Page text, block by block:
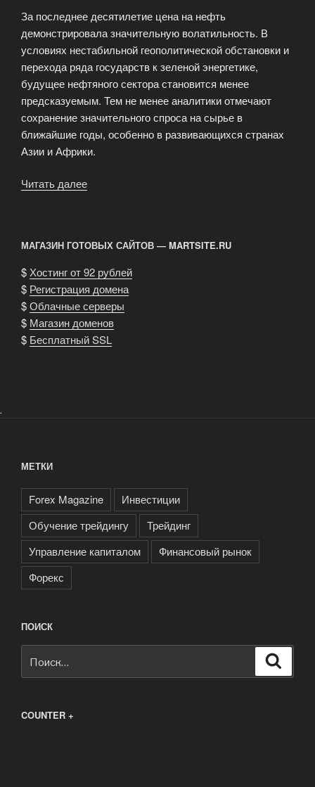
За последнее десятилетие цена на нефть
демонстрировала значительную волатильность. В
условиях нестабильной геополитической обстановки и
перехода ряда государств к зеленой энергетике,
будущее нефтяного сектора становится менее
предсказуемым. Тем не менее аналитики отмечают
сохранение значительного спроса на сырье в
ближайшие годы, особенно в развивающихся странах
Азии и Африки.
Читать далее
WTI:
оценка
перспектив
и
рисков»
МАГАЗИН ГОТОВЫХ САЙТОВ — MARTSITE.RU
$Хостинг от 92 рублей
$ Регистрация домена
$Облачные серверы
$ Магазин доменов
$ Бесплатный SSL
.
МЕТКИ
Forex Magazine
Инвестиции
Обучение трейдингу
Трейдинг
Управление капиталом
Финансовый рынок
Форекс
ПОИСК
COUNTER +